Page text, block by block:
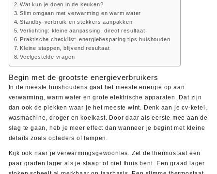
Wat kun je doen in de keuken?
Slim omgaan met verwarming en warm water
Standby-verbruik en stekkers aanpakken
Verlichting: kleine aanpassing, direct resultaat
Praktische checklist: energiebesparing tips huishouden
Kleine stappen, blijvend resultaat
Veelgestelde vragen
Begin met de grootste energieverbruikers
In de meeste huishoudens gaat het meeste energie op aan
verwarming, warm water en grote elektrische apparaten. Dat zijn
dan ook de plekken waar je het meeste wint. Denk aan je cv-ketel,
wasmachine, droger en koelkast. Door daar als eerste mee aan de
slag te gaan, heb je meer effect dan wanneer je begint met kleine
details zoals opladers of lampen.
Kijk ook naar je verwarmingsgewoontes. Zet de thermostaat een
paar graden lager als je slaapt of niet thuis bent. Een graad lager